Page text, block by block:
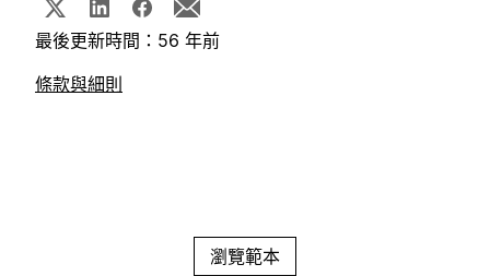
最後更新時間：56 年前
條款與細則
瀏覽範本